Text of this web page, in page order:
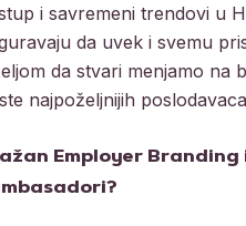
i savremeni trendovi u
da uvek i svemu
da stvari menjamo na
najpoželjnijih
Employer